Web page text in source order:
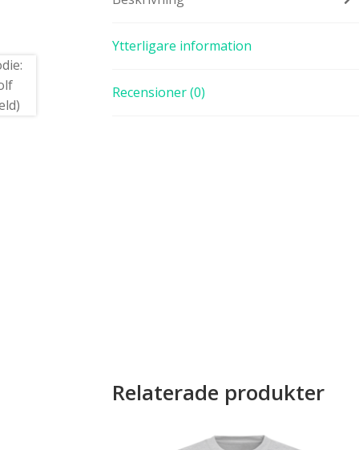
Ytterligare information
Recensioner (0)
Relaterade produkter